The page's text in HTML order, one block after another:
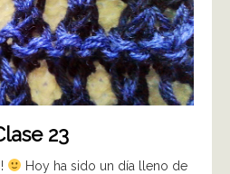
23
Hoy ha sido un día lleno de